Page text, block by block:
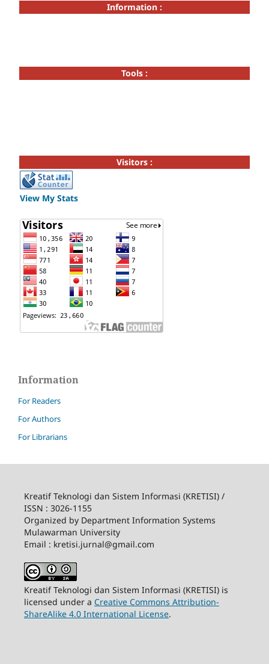
Information :
Tools :
Visitors :
View My Stats
Information
For Readers
For Authors
For Librarians
Kreatif Teknologi dan Sistem Informasi (KRETISI) /
ISSN : 3026-1155
Organized by Department Information Systems
Mulawarman University
Email : kretisi.jurnal@gmail.com
Kreatif Teknologi dan Sistem Informasi (KRETISI) is
licensed under a Creative Commons Attribution-
ShareAlike 4.0 International License.